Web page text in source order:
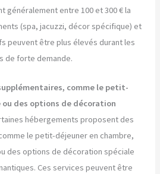
généralement entre 100 et 300 € la
(spa, jacuzzi, décor spécifique) et
peuvent être plus élevés durant les
de forte demande.
comme le petit-
ou des options de décoration
hébergements proposent des
le petit-déjeuner en chambre,
des options de décoration spéciale
Ces services peuvent être